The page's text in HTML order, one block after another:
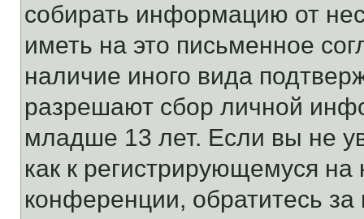
собирать информацию от
иметь на это письменное
наличие иного вида
разрешают сбор личной
младше 13 лет. Если вы не
как к регистрирующемуся
конференции, обратитесь